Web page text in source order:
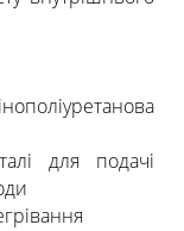
для подачі